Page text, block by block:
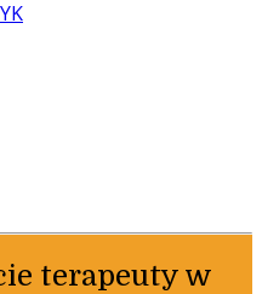
terapeuty w